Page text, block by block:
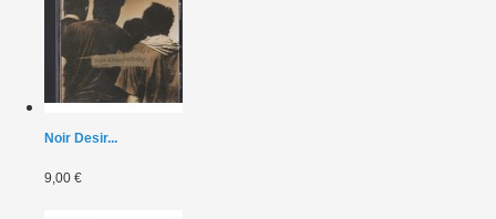
Noir Desir...
9,00 €